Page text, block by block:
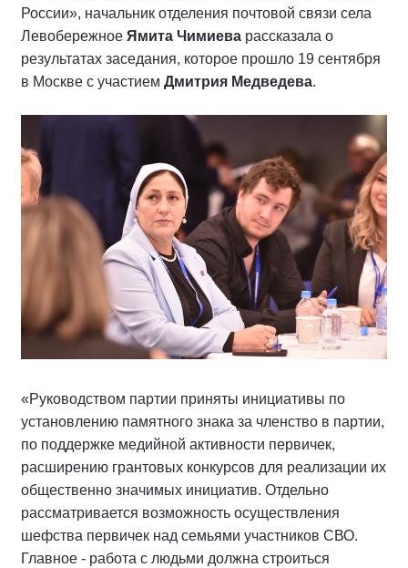
России», начальник отделения почтовой связи села
Левобережное Ямита Чимиева рассказала о
результатах заседания, которое прошло 19 сентября
в Москве с участием Дмитрия Медведева.
«Руководством партии приняты инициативы по
установлению памятного знака за членство в партии,
по поддержке медийной активности первичек,
расширению грантовых конкурсов для реализации их
общественно значимых инициатив. Отдельно
рассматривается возможность осуществления
шефства первичек над семьями участников СВО.
Главное - работа с людьми должна строиться